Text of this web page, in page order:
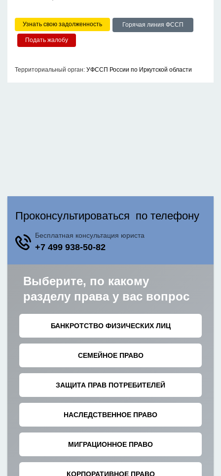
Узнать свою задолженность Горячая линия ФССП
Территориальный орган: УФССП России по Иркутской области